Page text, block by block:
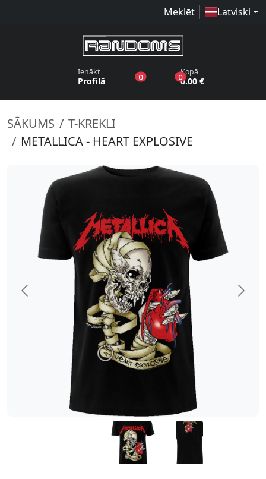
Meklēt Latviski
Ienākt
Profilā 0produkti vēlmju sarakstā
0produkti grozā
Kopā
0.00 €
SĀKUMS
T-KREKLI
METALLICA - HEART EXPLOSIVE